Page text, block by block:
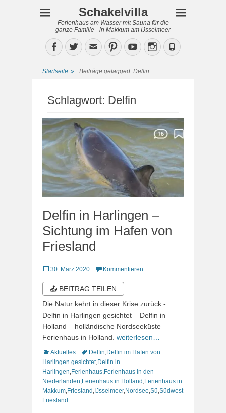
Schakelvilla
Ferienhaus am Wasser mit Sauna für die
ganze Familie - in Makkum am IJsselmeer
Facebook
TwitterEmailPinterestYouTubeInstagram
Phone
Startseite » Beiträge getagged Delfin
Schlagwort: Delfin
Delfin in Harlingen –
Sichtung im Hafen von
Friesland
Veröffentlicht
30. März 2020 Kommentieren
📤 BEITRAG TEILEN
Die Natur kehrt in dieser Krise zurück -
Delfin in Harlingen gesichtet – Delfin in
Holland – holländische Nordseeküste –
Ferienhaus in Holland. weiterlesen…
Kategorien
Aktuelles Schlagworte
Delfin Delfin im Hafen von
Harlingen gesichtet, Delfin in
Harlingen Ferienhaus Ferienhaus in den
Niederlanden Ferienhaus in Holland Ferienhaus in
Makkum Friesland IJsselmeer, Nordsee Sü Südwest-
Friesland